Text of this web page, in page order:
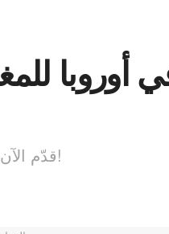
قدّم الآن واستفد من فرصتك للدراسة في سويسرا!